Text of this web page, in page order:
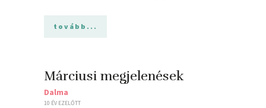
tovább...
Márciusi megjelenések
Dalma
10 ÉV EZELŐTT